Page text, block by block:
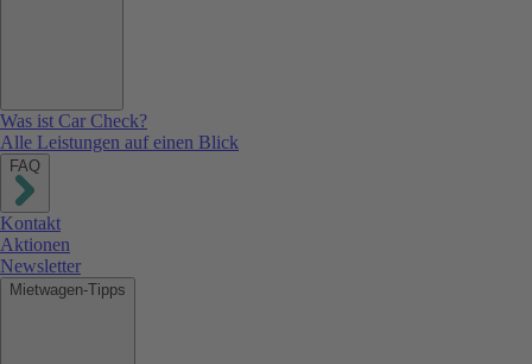
Was ist Car Check?
Alle Leistungen auf einen Blick
FAQ
Kontakt
Aktionen
Newsletter
Mietwagen-Tipps